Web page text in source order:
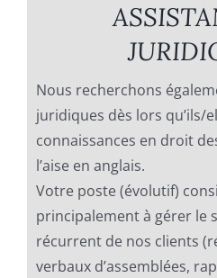
Nous recherchons
juridiques dès lors qu’ils/
connaissances en droit
l’aise en anglais.
Votre poste (évolutif)
principalement à gérer le
récurrent de nos clients
verbaux d’assemblées,